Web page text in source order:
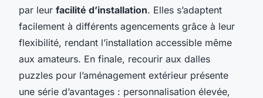
par leur facilité d’installation. Elles s’adaptent
facilement à différents agencements grâce à leur
flexibilité, rendant l’installation accessible même
aux amateurs. En finale, recourir aux dalles
puzzles pour l’aménagement extérieur présente
une série d’avantages : personnalisation élevée,